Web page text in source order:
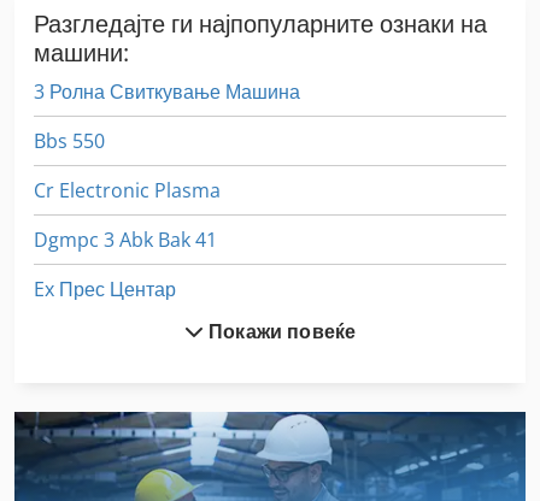
Разгледајте ги најпопуларните ознаки на
машини:
3 Ролна Свиткување Машина
Bbs 550
Cr Electronic Plasma
Dgmpc 3 Abk Bak 41
Ex Прес Центар
Hsc 20 Linear
International 433
Покажи повеќе